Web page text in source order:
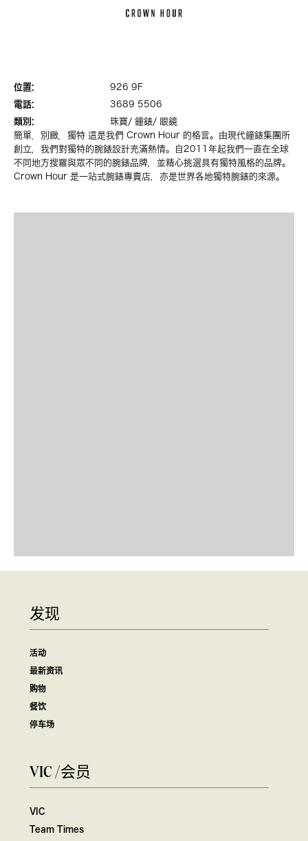
位置:
926 9F
電話:
3689 5506
類別:
珠寶/ 鐘錶/ 眼鏡
簡單．別緻．獨特 這是我們 Crown Hour 的格言。由現代鐘錶集團所
創立，我們對獨特的腕錶設計充滿熱情。自2011年起我們一直在全球
不同地方搜羅與眾不同的腕錶品牌，並精心挑選具有獨特風格的品牌。
Crown Hour 是一站式腕錶專賣店，亦是世界各地獨特腕錶的來源。
发现
活动
最新资讯
购物
餐饮
停车场
VIC /会员
VIC
Team Times